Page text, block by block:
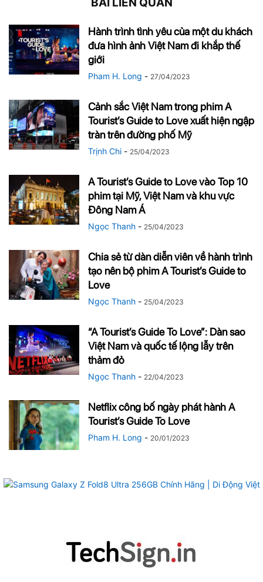
BÀI LIÊN QUAN
Hành trình tình yêu của một du khách
đưa hình ảnh Việt Nam đi khắp thế
giới
Pham H. Long - 27/04/2023
Cảnh sắc Việt Nam trong phim A
Tourist’s Guide to Love xuất hiện ngập
tràn trên đường phố Mỹ
Trịnh Chi - 25/04/2023
A Tourist’s Guide to Love vào Top 10
phim tại Mỹ, Việt Nam và khu vực
Đông Nam Á
Ngọc Thanh - 25/04/2023
Chia sẻ từ dàn diễn viên về hành trình
tạo nên bộ phim A Tourist’s Guide to
Love
Ngọc Thanh - 25/04/2023
“A Tourist’s Guide To Love”: Dàn sao
Việt Nam và quốc tế lộng lẫy trên
thảm đỏ
Ngọc Thanh - 22/04/2023
Netflix công bố ngày phát hành A
Tourist’s Guide To Love
Pham H. Long - 20/01/2023